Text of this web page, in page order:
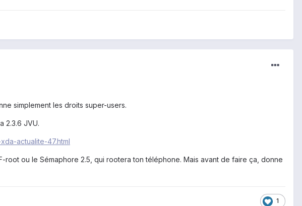
simplement les droits super-users.
2.3.6 JVU.
actualite-47.html
ou le Sémaphore 2.5, qui rootera ton téléphone. Mais avant de faire ça, donne
1